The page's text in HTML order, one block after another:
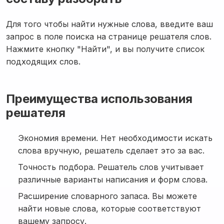
Для того чтобы найти нужные слова, введите ваш
запрос в поле поиска на странице решателя слов.
Нажмите кнопку "Найти", и вы получите список
подходящих слов.
Преимущества использования
решателя
Экономия времени. Нет необходимости искать
слова вручную, решатель сделает это за вас.
Точность подбора. Решатель слов учитывает
различные варианты написания и форм слова.
Расширение словарного запаса. Вы можете
найти новые слова, которые соответствуют
вашему запросу.